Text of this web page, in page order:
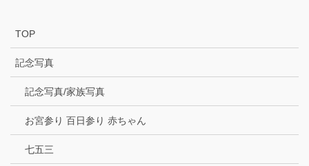
TOP
記念写真
記念写真/家族写真
お宮参り 百日参り 赤ちゃん
七五三